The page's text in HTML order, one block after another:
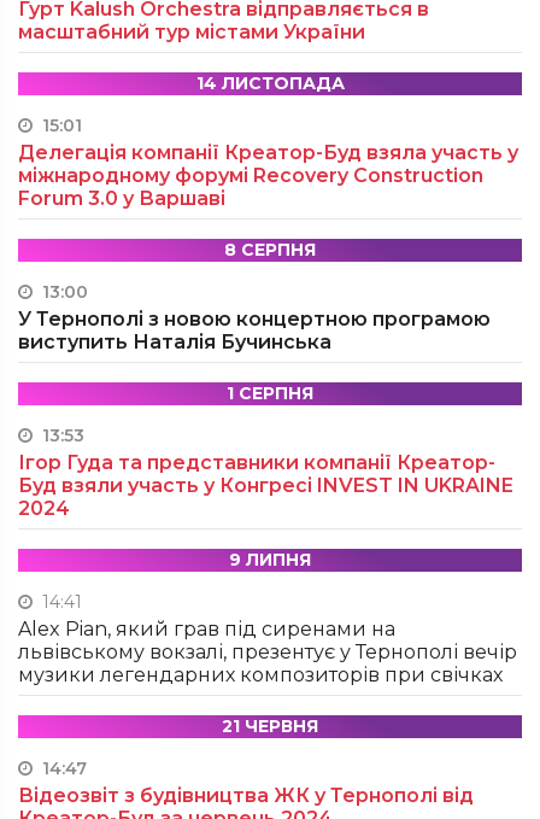
Гурт Kalush Orchestra відправляється в
масштабний тур містами України
14 ЛИСТОПАДА
15:01
Делегація компанії Креатор-Буд взяла участь у
міжнародному форумі Recovery Construction
Forum 3.0 у Варшаві
8 СЕРПНЯ
13:00
У Тернополі з новою концертною програмою
виступить Наталія Бучинська
1 СЕРПНЯ
13:53
Ігор Гуда та представники компанії Креатор-
Буд взяли участь у Конгресі INVEST IN UKRAINE
2024
9 ЛИПНЯ
14:41
Alex Pian, який грав під сиренами на
львівському вокзалі, презентує у Тернополі вечір
музики легендарних композиторів при свічках
21 ЧЕРВНЯ
14:47
Відеозвіт з будівництва ЖК у Тернополі від